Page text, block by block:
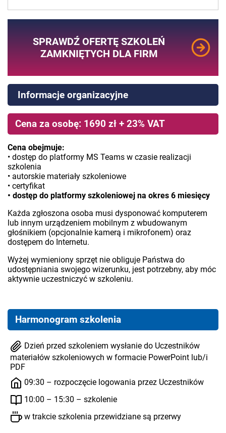
SPRAWDŹ OFERTĘ SZKOLEŃ
ZAMKNIĘTYCH DLA FIRM
Informacje organizacyjne
Cena za osobę: 1690 zł + 23% VAT
Cena obejmuje:
• dostęp do platformy MS Teams w czasie realizacji
szkolenia
• autorskie materiały szkoleniowe
• certyfikat
• dostęp do platformy szkoleniowej na okres 6 miesięcy
Każda zgłoszona osoba musi dysponować komputerem
lub innym urządzeniem mobilnym z wbudowanym
głośnikiem (opcjonalnie kamerą i mikrofonem) oraz
dostępem do Internetu.
Wyżej wymieniony sprzęt nie obliguje Państwa do
udostępniania swojego wizerunku, jest potrzebny, aby móc
aktywnie uczestniczyć w szkoleniu.
Harmonogram szkolenia
Dzień przed szkoleniem wysłanie do Uczestników
materiałów szkoleniowych w formacie PowerPoint lub/i
PDF
09:30 – rozpoczęcie logowania przez Uczestników
10:00 – 15:30 – szkolenie
w trakcie szkolenia przewidziane są przerwy